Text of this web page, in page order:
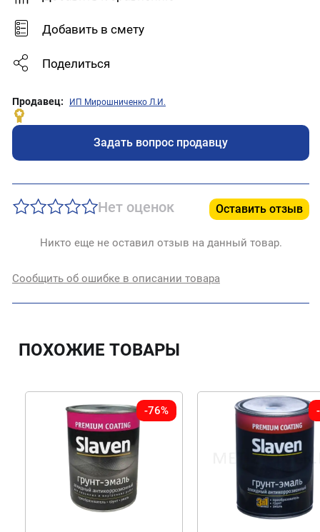
Добавить в смету
Поделиться
Продавец: ИП Мирошниченко Л.И.
Задать вопрос продавцу
Нет оценок Оставить отзыв
Никто еще не оставил отзыв на данный товар.
Сообщить об ошибке в описании товара
ПОХОЖИЕ ТОВАРЫ
-76%